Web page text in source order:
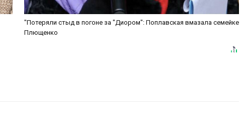
"Потеряли стыд в погоне за "Диором": Поплавская вмазала семейке
Плющенко